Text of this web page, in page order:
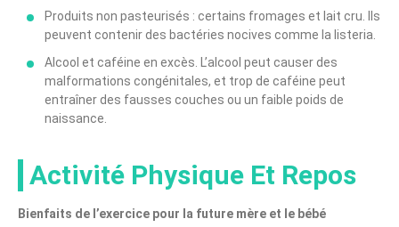
Produits non pasteurisés : certains fromages et lait cru. Ils
peuvent contenir des bactéries nocives comme la listeria.
Alcool et caféine en excès. L’alcool peut causer des
malformations congénitales, et trop de caféine peut
entraîner des fausses couches ou un faible poids de
naissance.
Activité Physique Et Repos
Bienfaits de l’exercice pour la future mère et le bébé